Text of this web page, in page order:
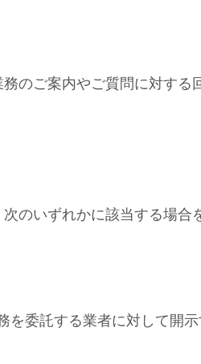
のご案内やご質問に対する
のいずれかに該当する場合
を委託する業者に対して開